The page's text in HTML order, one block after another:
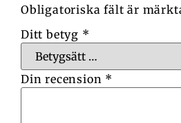
Obligatoriska fält är
Ditt betyg *
Din recension *